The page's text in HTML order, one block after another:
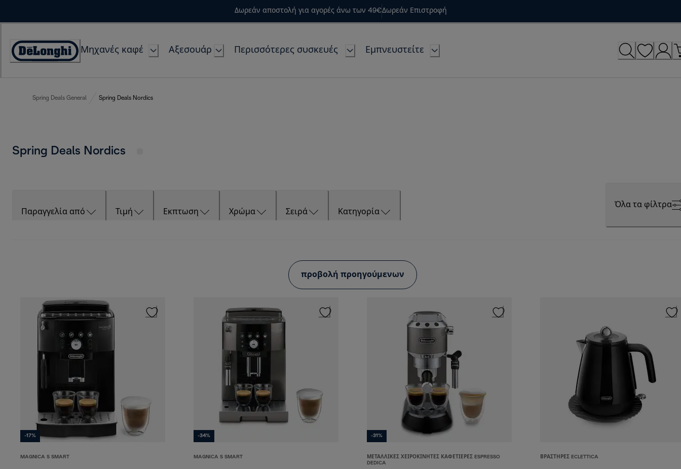
Δωρεάν αποστολή για αγορές άνω των 49€Δωρεάν Επιστροφή
Accessibility
Μηχανές καφέ Αξεσουάρ Περισσότερες συσκευές Εμπνευστείτε
Spring Deals General Spring Deals Nordics
Spring Deals Nordics
Παραγγελία από Τιμή Εκπτωση Χρώμα Σειρά Κατηγορία
Όλα τα φίλτρα
προβολή προηγούμενων
-17%
MAGNICA S SMART
-34%
MAGNICA S SMART
-31%
ΜΕΤΑΛΛΙΚΈΣ ΧΕΙΡΟΚΊΝΗΤΕΣ ΚΑΦΕΤΙΈΡΕΣ ESPRESSO
DEDICA
ΒΡΑΣΤΉΡΕΣ ECLETTICA